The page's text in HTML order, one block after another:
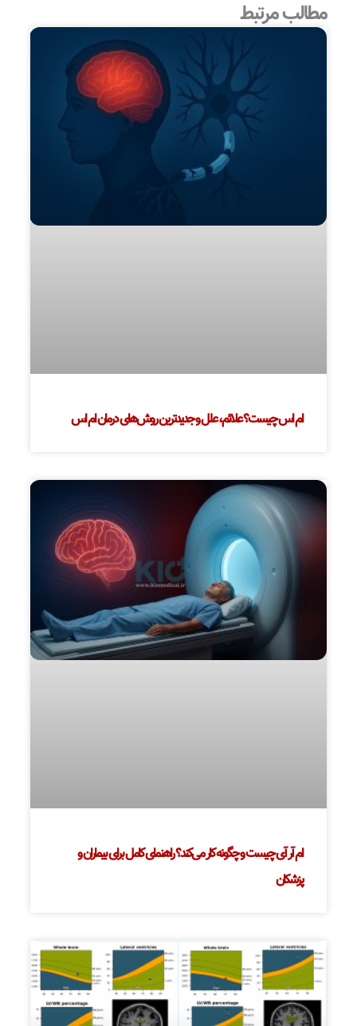
مطالب مرتبط
ام اس چیست؟ علائم، علل و جدیدترین روش‌های درمان ام اس
ام آر آی چیست و چگونه کار می‌کند؟ راهنمای کامل برای بیماران و
پزشکان